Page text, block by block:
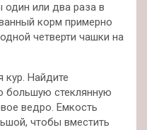
один или два раза в
корм примерно
четверти чашки на
кур. Найдите
стеклянную
ведро. Емкость
чтобы вместить